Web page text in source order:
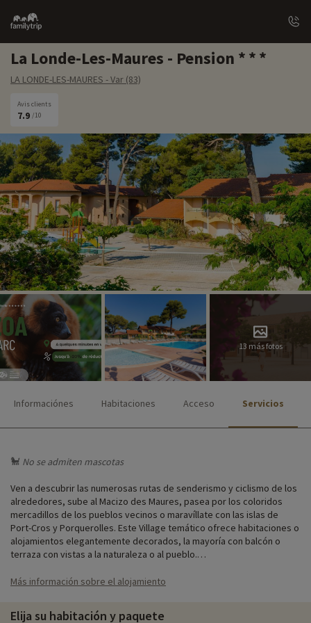
Family
trip
La Londe-Les-Maures - Pension
LA LONDE-LES-MAURES - Var (83)
Avis clients
7.9 /10
13 más fotos
Informaciónes Habitaciones Acceso Servicios
🐩 No se admiten mascotas
Ven a descubrir las numerosas rutas de senderismo y ciclismo de los
alrededores, sube al Macizo des Maures, pasea por los coloridos
mercadillos de los pueblos vecinos o maravíllate con las islas de
Port-Cros y Porquerolles. Este Village temático ofrece habitaciones o
alojamientos elegantemente decorados, la mayoría con balcón o
terraza con vistas a la naturaleza o al pueblo.
♥iNuestra actividad favorita
Más información sobre el alojamiento
Elija su habitación y paquete